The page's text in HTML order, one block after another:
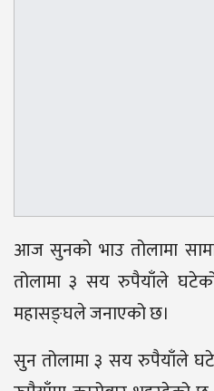
आज सुनको भाउ तोलामा
तोलामा ३ सय रुपैयाँले
महासङ्घले जनाएको छ।
सुन तोलामा ३ सय रुपैयाँले